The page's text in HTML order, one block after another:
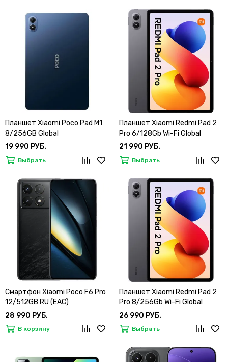
Планшет Xiaomi Poco Pad M1
8/256GB Global
19 990 РУБ.
Выбрать
Планшет Xiaomi Redmi Pad 2
Pro 6/128Gb Wi-Fi Global
21 990 РУБ.
Выбрать
Смартфон Xiaomi Poco F6 Pro
12/512GB RU (EAC)
28 990 РУБ.
В корзину
Планшет Xiaomi Redmi Pad 2
Pro 8/256Gb Wi-Fi Global
26 990 РУБ.
Выбрать